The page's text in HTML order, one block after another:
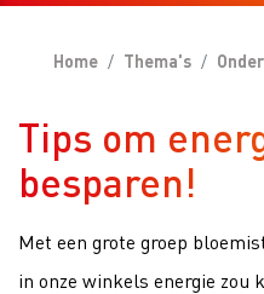
Home Thema's
Tips om
besparen!
Met een grote groep
in onze winkels energie zou